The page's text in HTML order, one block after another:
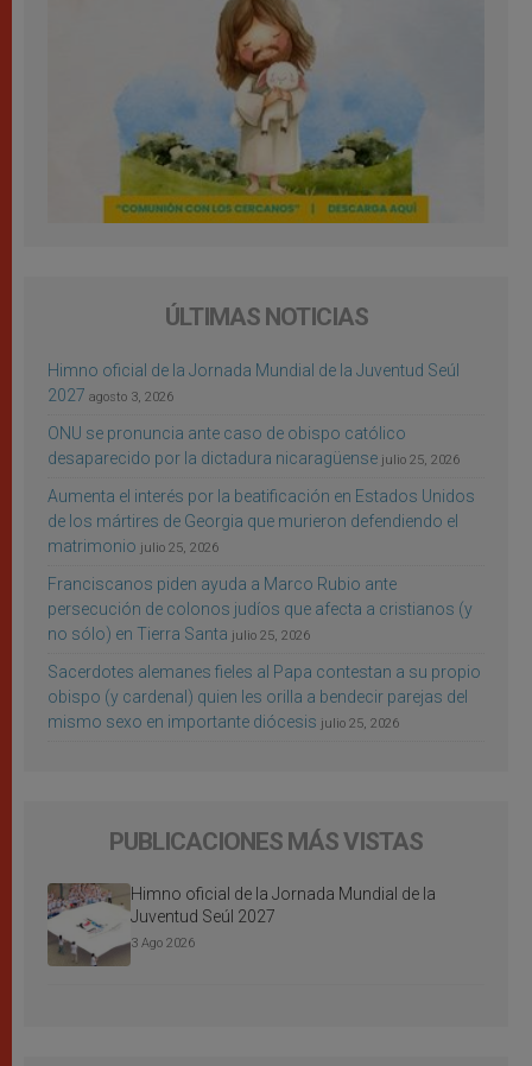
ÚLTIMAS NOTICIAS
Himno oficial de la Jornada Mundial de la Juventud Seúl
2027 agosto 3, 2026
ONU se pronuncia ante caso de obispo católico
desaparecido por la dictadura nicaragüense julio 25, 2026
Aumenta el interés por la beatificación en Estados Unidos
de los mártires de Georgia que murieron defendiendo el
matrimonio julio 25, 2026
Franciscanos piden ayuda a Marco Rubio ante
persecución de colonos judíos que afecta a cristianos (y
no sólo) en Tierra Santa julio 25, 2026
Sacerdotes alemanes fieles al Papa contestan a su propio
obispo (y cardenal) quien les orilla a bendecir parejas del
mismo sexo en importante diócesis julio 25, 2026
PUBLICACIONES MÁS VISTAS
Himno oficial de la Jornada Mundial de la
Juventud Seúl 2027
3 Ago 2026